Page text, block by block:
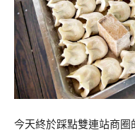
今天終於踩點雙連站商圈